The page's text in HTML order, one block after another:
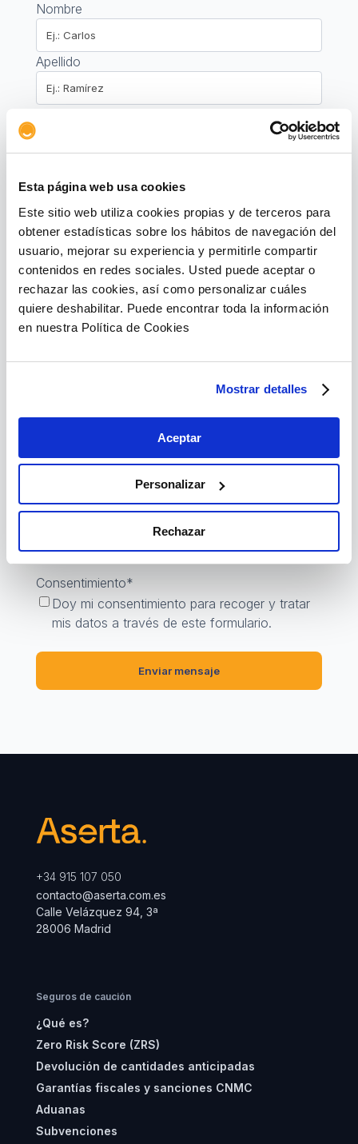
Esta página web usa cookies
Este sitio web utiliza cookies propias y de terceros para
obtener estadísticas sobre los hábitos de navegación del
usuario, mejorar su experiencia y permitirle compartir
contenidos en redes sociales. Usted puede aceptar o
rechazar las cookies, así como personalizar cuáles
quiere deshabilitar. Puede encontrar toda la información
en nuestra Política de Cookies
Mostrar detalles
Aceptar
Personalizar
Rechazar
Nombre
Apellido
Mensaje*
Aserta Europa, Seguros y Reaseguros, S.A.U. como
Responsable del Tratamiento tratará sus datos personales
con la finalidad de gestionar la solicitud de información
retirar su consentimiento mediante el envío de un mensaje
de correo electrónico adpd-eu@aserta.com. Para más
Consentimiento*
Doy mi consentimiento para recoger y tratar
mis datos a través de este formulario.
+34 915 107 050
contacto@aserta.com.es
Calle Velázquez 94, 3ª
28006 Madrid
Seguros de caución
¿Qué es?
Zero Risk Score (ZRS)
Devolución de cantidades anticipadas
Garantías fiscales y sanciones CNMC
Aduanas
Subvenciones